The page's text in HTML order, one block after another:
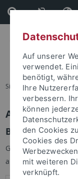
Direkt
zum
Inhalt
Direkt
zur
Fußleiste
Sie sind hier:
Anmelden
Geben Sie Ihren
anzumelden:
Auf unserer
verwendet.
benötigt,
Ihre
verbessern.
können
den Cookies
Cookies des
mit weiteren
verknüpft.